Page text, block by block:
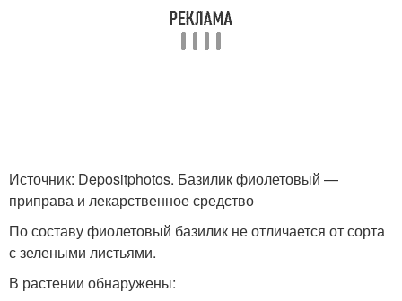
Источник: Depositphotos. Базилик фиолетовый —
приправа и лекарственное средство
По составу фиолетовый базилик не отличается от сорта
с зелеными листьями.
В растении обнаружены: